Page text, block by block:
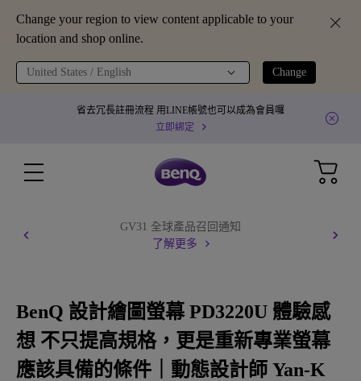
Change your region to view content applicable to your
location and shop online.
United States / English Change
省去冗長註冊流程 用LINE帳號也可以成為會員囉
立即綁定
GV31 全球產品召回通知
了解更多
BenQ 設計繪圖螢幕 PD3220U 體驗感
想 不只提高規格，更是重新專業螢幕
應該具備的條件｜動態設計師 Yan-K